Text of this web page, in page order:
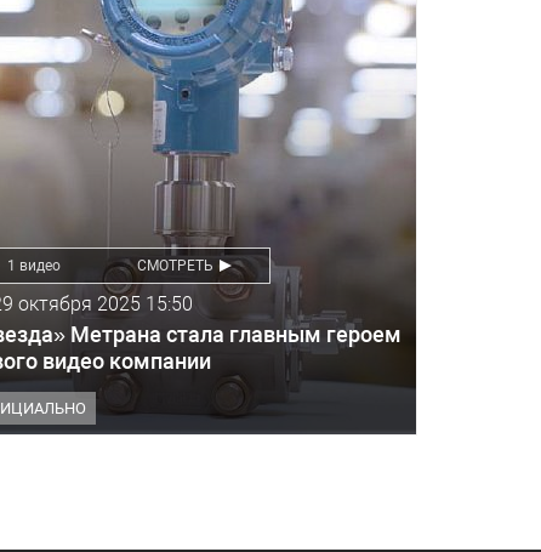
1 видео СМОТРЕТЬ
октября 2025 15:50
Метрана стала главным героем
видео компании